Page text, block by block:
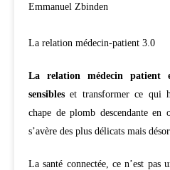
Emmanuel Zbinden
La relation médecin-patient 3.0
La relation médecin patient
sensibles et transformer ce qui
chape de plomb descendante en
s’avère des plus délicats mais
La santé connectée, ce n’est pas